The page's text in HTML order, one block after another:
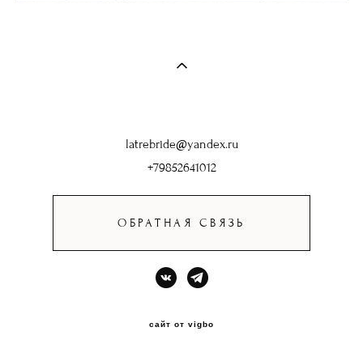
latrebride@yandex.ru
+79852641012
ОБРАТНАЯ СВЯЗЬ
сайт от vigbo